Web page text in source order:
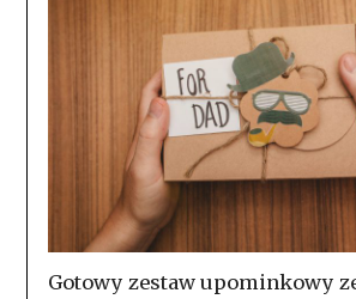
Gotowy zestaw upominkowy